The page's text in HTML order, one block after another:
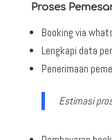
Proses
Booking via
Lengkapi data
Penerimaan
Estimasi